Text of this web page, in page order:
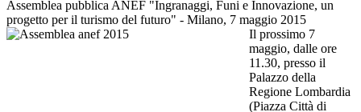
Assemblea pubblica ANEF "Ingranaggi, Funi e Innovazione, un
progetto per il turismo del futuro" - Milano, 7 maggio 2015
Il prossimo 7
maggio, dalle ore
11.30, presso il
Palazzo della
Regione Lombardia
(Piazza Città di